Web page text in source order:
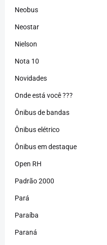
Neobus
Neostar
Nielson
Nota 10
Novidades
Onde está você ???
Ônibus de bandas
Ônibus elétrico
Ônibus em destaque
Open RH
Padrão 2000
Pará
Paraíba
Paraná